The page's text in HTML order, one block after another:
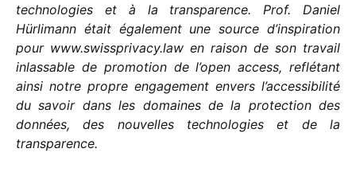
tech­no­lo­gies et à la trans­pa­rence. Prof. Daniel
Hürlimann était égale­ment une source d’inspiration
pour www​.swiss​pri​vacy​.law en raison de son travail
inlas­sable de promo­tion de l’open access, reflé­tant
ainsi notre propre enga­ge­ment envers l’accessibilité
du savoir dans les domaines de la protec­tion des
données, des nouvelles tech­no­lo­gies et de la
transparence.